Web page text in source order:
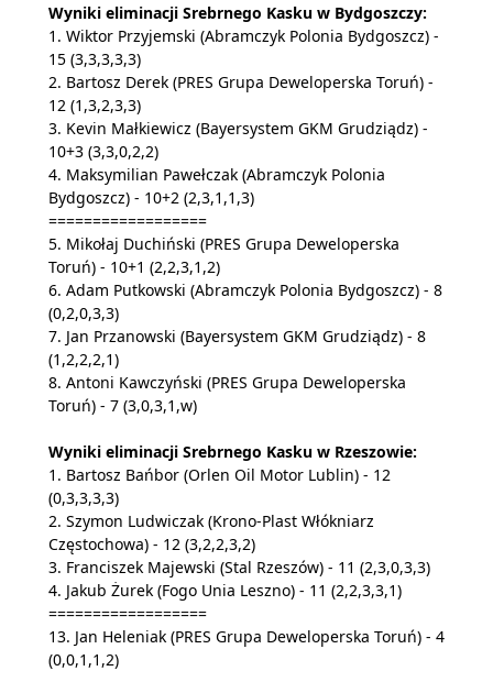
Wyniki eliminacji Srebrnego Kasku w Bydgoszczy:
1. Wiktor Przyjemski (Abramczyk Polonia Bydgoszcz) -
15 (3,3,3,3,3)
2. Bartosz Derek (PRES Grupa Deweloperska Toruń) -
12 (1,3,2,3,3)
3. Kevin Małkiewicz (Bayersystem GKM Grudziądz) -
10+3 (3,3,0,2,2)
4. Maksymilian Pawełczak (Abramczyk Polonia
Bydgoszcz) - 10+2 (2,3,1,1,3)
==================
5. Mikołaj Duchiński (PRES Grupa Deweloperska
Toruń) - 10+1 (2,2,3,1,2)
6. Adam Putkowski (Abramczyk Polonia Bydgoszcz) - 8
(0,2,0,3,3)
7. Jan Przanowski (Bayersystem GKM Grudziądz) - 8
(1,2,2,2,1)
8. Antoni Kawczyński (PRES Grupa Deweloperska
Toruń) - 7 (3,0,3,1,w)
Wyniki eliminacji Srebrnego Kasku w Rzeszowie:
1. Bartosz Bańbor (Orlen Oil Motor Lublin) - 12
(0,3,3,3,3)
2. Szymon Ludwiczak (Krono-Plast Włókniarz
Częstochowa) - 12 (3,2,2,3,2)
3. Franciszek Majewski (Stal Rzeszów) - 11 (2,3,0,3,3)
4. Jakub Żurek (Fogo Unia Leszno) - 11 (2,2,3,3,1)
==================
13. Jan Heleniak (PRES Grupa Deweloperska Toruń) - 4
(0,0,1,1,2)